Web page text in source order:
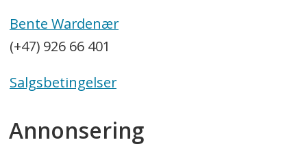
Bente Wardenær
(+47) 926 66 401
Salgsbetingelser
Annonsering